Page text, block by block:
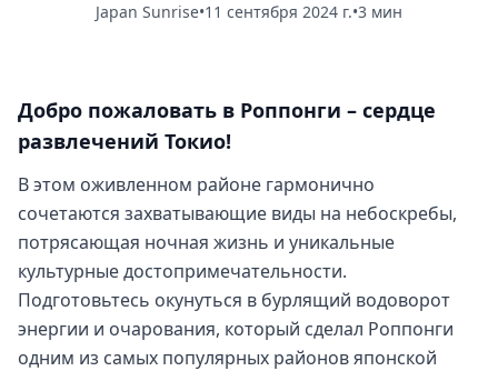
Japan Sunrise•11 сентября 2024 г.•3 мин
Добро пожаловать в Роппонги – сердце
развлечений Токио!
В этом оживленном районе гармонично
сочетаются захватывающие виды на небоскребы,
потрясающая ночная жизнь и уникальные
культурные достопримечательности.
Подготовьтесь окунуться в бурлящий водоворот
энергии и очарования, который сделал Роппонги
одним из самых популярных районов японской